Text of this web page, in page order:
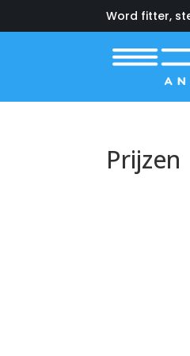
Word fitter,
Prijzen